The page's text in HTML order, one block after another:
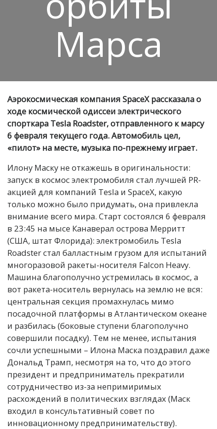
Марса
Аэрокосмическая компания SpaceX рассказала о
ходе космической одиссеи электрического
спорткара Tesla Roadster, отправленного к марсу
6 февраля текущего года. Автомобиль цел,
«пилот» на месте, музыка по-прежнему играет.
Илону Маску не откажешь в оригинальности:
запуск в космос электромобиля стал лучшей PR-
акцией для компаний Tesla и SpaceX, какую
только можно было придумать, она привлекла
внимание всего мира. Старт состоялся 6 февраля
в 23:45 на мысе Канаверал острова Мерритт
(США, штат Флорида): электромобиль Tesla
Roadster стал балластным грузом для испытаний
многоразовой ракеты-носителя Falcon Heavy.
Машина благополучно устремилась в космос, а
вот ракета-носитель вернулась на землю не вся:
центральная секция промахнулась мимо
посадочной платформы в Атлантическом океане
и разбилась (боковые ступени благополучно
совершили посадку). Тем не менее, испытания
сочли успешными – Илона Маска поздравил даже
Дональд Трамп, несмотря на то, что до этого
президент и предприниматель прекратили
сотрудничество из-за непримиримых
расхождений в политических взглядах (Маск
входил в консультативный совет по
инновационному предпринимательству).